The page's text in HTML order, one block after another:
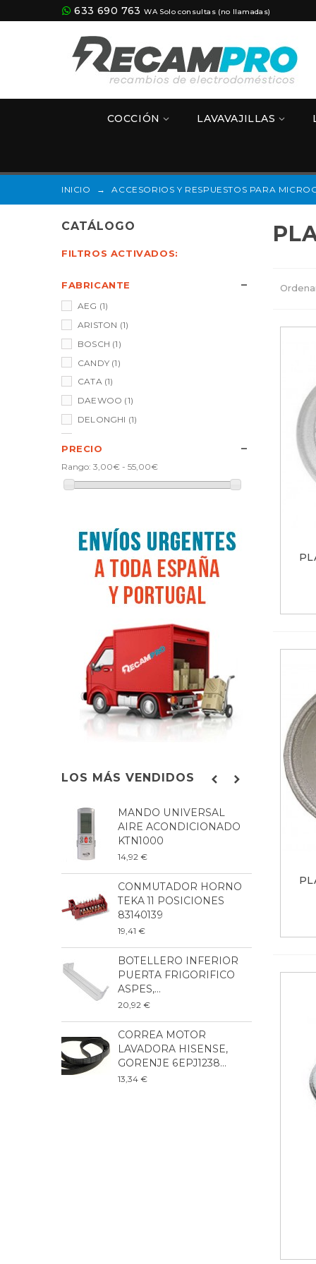
633 690 763 WA Solo consultas (no llamadas)
COCCIÓN LAVAVAJILLAS
INICIO → ACCESORIOS Y RESPUESTOS PARA
CATÁLOGO
FILTROS ACTIVADOS:
FABRICANTE
AEG (1)
ARISTON (1)
BOSCH (1)
CANDY (1)
CATA(1)
DAEWOO (1)
DELONGHI (1)
SAMSUNG(3)
WHIRLPOOL(5)
PRECIO
Rango: 3,00€ - 55,00€
LOS MÁS VENDIDOS
MANDO UNIVERSAL
AIRE ACONDICIONADO
KTN1000
14,92 €
CONMUTADOR HORNO
TEKA 11 POSICIONES
83140139
19,41 €
BOTELLERO INFERIOR
PUERTA FRIGORIFICO
ASPES,...
20,92 €
CORREA MOTOR
LAVADORA HISENSE,
GORENJE 6EPJ1238...
13,34 €